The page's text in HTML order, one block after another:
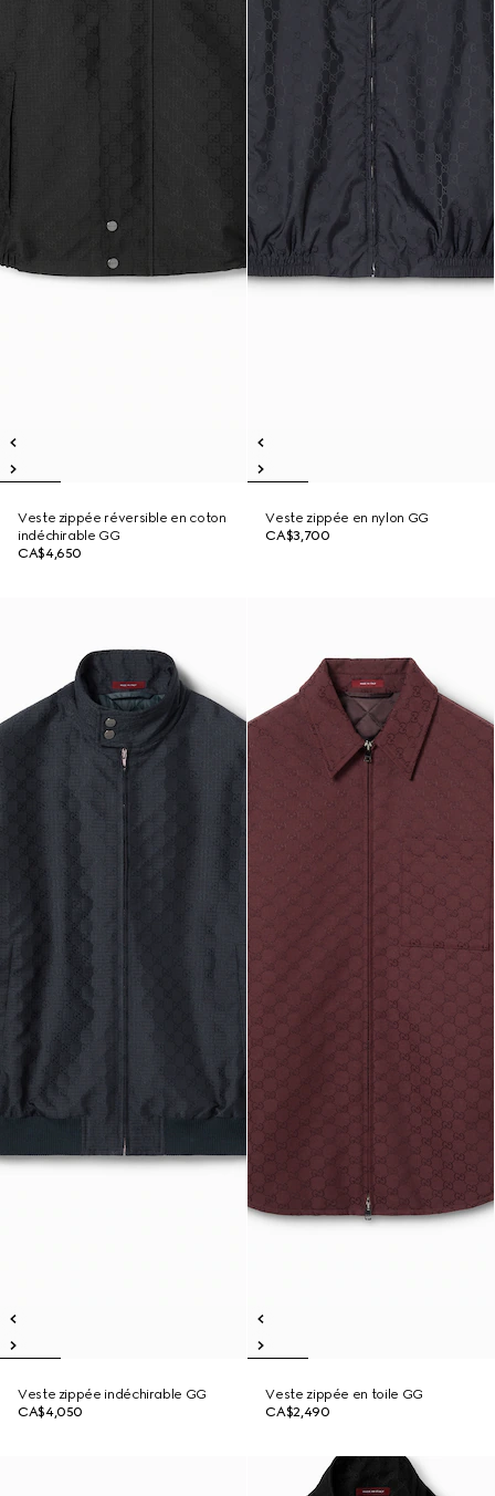
Veste zippée réversible en coton
indéchirable GG
CA$4,650
Veste zippée en nylon GG
CA$3,700
Veste zippée indéchirable GG
CA$4,050
Veste zippée en toile GG
CA$2,490